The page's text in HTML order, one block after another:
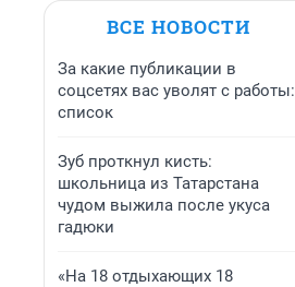
ВСЕ НОВОСТИ
За какие публикации в
соцсетях вас уволят с работы:
список
Зуб проткнул кисть:
школьница из Татарстана
чудом выжила после укуса
гадюки
«На 18 отдыхающих 18